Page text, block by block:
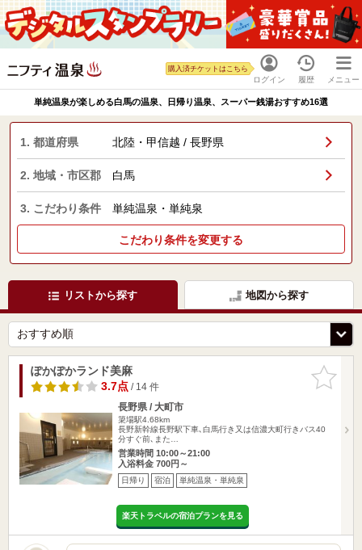
ログイン
購入済チケットはこちら
履歴 メニュー
単純温泉が楽しめる白馬の温泉、日帰り温泉、スーパー銭湯おすすめ16選
1. 都道府県 北陸・甲信越 / 長野県
2. 地域・市区郡 白馬
3. こだわり条件 単純温泉・単純泉
こだわり条件を変更する
リストから探す 地図から探す
お気に入
りに追加
ぽかぽかランド美麻
3.7点/ 14 件
長野県 / 大町市
簗場駅4.68km
長野新幹線長野駅下車､白馬行き又は信濃大町行きバス40
分すぐ前､また…
営業時間 10:00～21:00
入浴料金 700円～
日帰り 宿泊 単純温泉・単純泉
楽天トラベルの宿泊プランを見る